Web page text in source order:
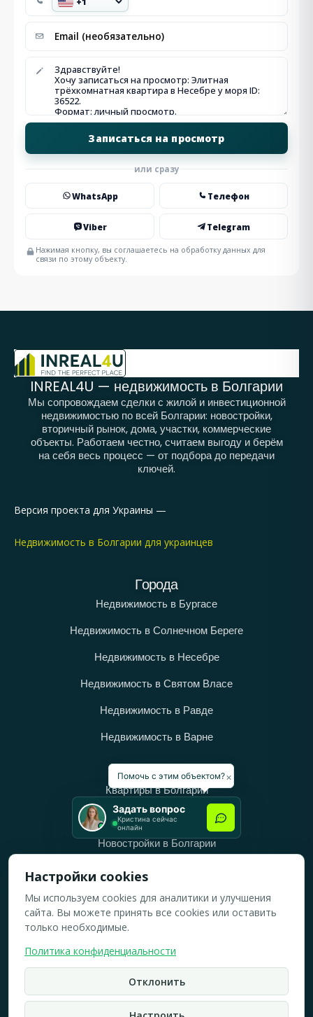
или сразу
WhatsApp Телефон
Viber Telegram
Нажимая кнопку, вы соглашаетесь на обработку данных для
связи по этому объекту.
INREAL4U — недвижимость в Болгарии
Мы сопровождаем сделки с жилой и инвестиционной
недвижимостью по всей Болгарии: новостройки,
вторичный рынок, дома, участки, коммерческие
объекты. Работаем честно, считаем выгоду и берём
на себя весь процесс — от подбора до передачи
ключей.
Версия проекта для Украины —
Недвижимость в Болгарии для украинцев
Города
Недвижимость в Бургасе
Недвижимость в Солнечном Береге
Недвижимость в Несебре
Недвижимость в Святом Власе
Недвижимость в Равде
Недвижимость в Варне
Категории
Квартиры в Болгарии
Дома в Болгарии
Новостройки в Болгарии
Вторичное жильё в Болгарии
Рабочее время
ПН-ПТ: 10:00 — 18:00
ВС: Выходной
2019-2026 © Все права защищены.
Политика конфидициальности
×
Помочь с этим объектом?
Задать вопрос
Кристина сейчас
онлайн
Настройки cookies
Мы используем cookies для аналитики и улучшения
сайта. Вы можете принять все cookies или оставить
только необходимые.
Политика конфиденциальности
Отклонить